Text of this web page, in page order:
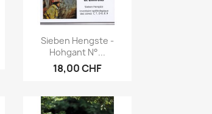
Aperçu rapide
Sieben Hengste -
Hohgant N°...
18,00 CHF